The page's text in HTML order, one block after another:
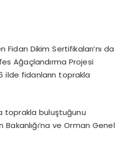
Dikim Sertifikaları’nı da
Ağaçlandırma Projesi
ilde fidanların toprakla
toprakla buluştuğunu
ve Orman Genel